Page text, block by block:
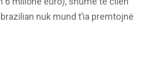
nuk mund t’ia premtojnë